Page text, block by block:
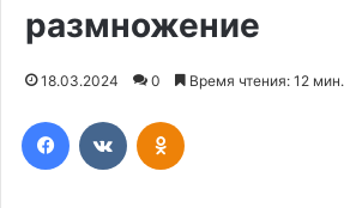
размножение
18.03.2024 0 Время чтения: 12 мин.